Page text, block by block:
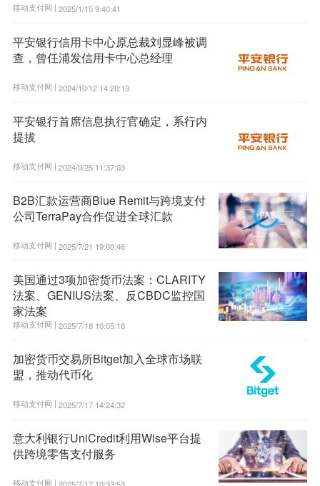
移动支付网 | 2025/1/15 9:40:41
平安银行信用卡中心原总裁刘显峰被调
查，曾任浦发信用卡中心总经理
移动支付网 | 2024/10/12 14:20:13
平安银行首席信息执行官确定，系行内
提拔
移动支付网 | 2024/9/25 11:37:03
B2B汇款运营商Blue Remit与跨境支付
公司TerraPay合作促进全球汇款
移动支付网 | 2025/7/21 19:00:46
美国通过3项加密货币法案：CLARITY
法案、GENIUS法案、反CBDC监控国
家法案
移动支付网 | 2025/7/18 10:05:16
加密货币交易所Bitget加入全球市场联
盟，推动代币化
移动支付网 | 2025/7/17 14:24:32
意大利银行UniCredit利用Wise平台提
供跨境零售支付服务
移动支付网 |